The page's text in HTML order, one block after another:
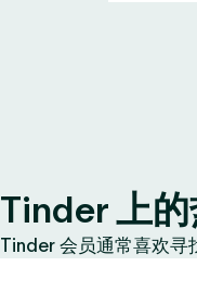
Tinder 上
Tinder 会员通常喜欢寻